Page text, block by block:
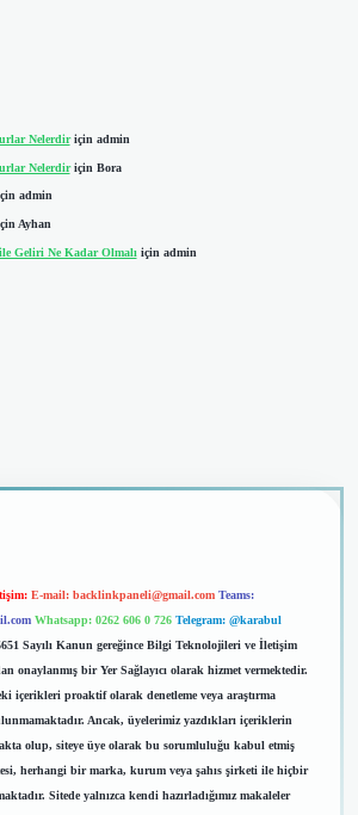
Nelerdiriçin admin
Nelerdiriçin Bora
admin
Ayhan
Geliri Ne Kadar Olmalıiçin admin
E-mail: backlinkpaneli@gmail.com Teams:
Whatsapp: 0262 606 0 726 Telegram: @karabul
Sayılı Kanun gereğince Bilgi Teknolojileri ve İletişim
onaylanmış bir Yer Sağlayıcı olarak hizmet vermektedir.
içerikleri proaktif olarak denetleme veya araştırma
Ancak, üyelerimiz yazdıkları içeriklerin
olup, siteye üye olarak bu sorumluluğu kabul etmiş
herhangi bir marka, kurum veya şahıs şirketi ile hiçbir
Sitede yalnızca kendi hazırladığımız makaleler